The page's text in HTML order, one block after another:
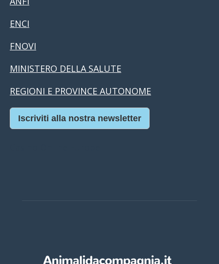
ENCI
FNOVI
MINISTERO DELLA SALUTE
REGIONI E PROVINCE AUTONOME
Iscriviti alla nostra newsletter